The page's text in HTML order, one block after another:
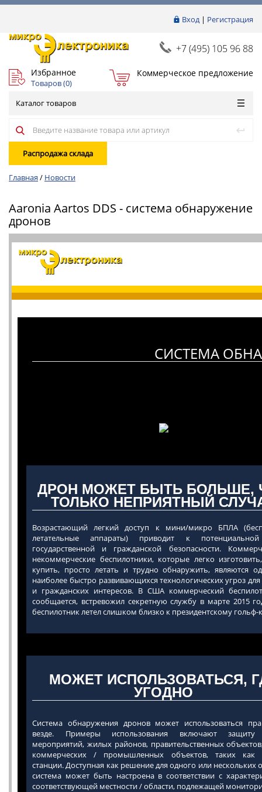
Вход| Регистрация
+7 (495) 105 96 88
Избранное
Товаров (0)
Коммерческое предложение
Каталог товаров
Распродажа склада
Главная / Новости
Aaronia Aartos DDS - система обнаружение
дронов
СИСТЕМА
ДРОН МОЖЕТ БЫТЬ БОЛЬШЕ,
ТОЛЬКО НЕПРИЯТНЫЙ
Возрастающий легкий доступ к мини/микро БПЛА
летательные аппараты) приводит к
государственной и гражданской безопасности.
некоммерческие беспилотники, которые легко
купить, просто летать и трудно обнаружить, являются
наиболее быстро развивающихся технологических угроз
и гражданских интересов. В США коммерческий
сообщается, встревожил секретную службу в марте 2015
беспилотник летел слишком близко к президентскому гольф-
МОЖЕТ ИСПОЛЬЗОВАТЬСЯ,
УГОДНО
Система обнаружения дронов может использоваться
везде. Примеры использования включают защиту
мероприятий, жилых районов, правительственных
коммерческих / промышленных объектов, таких как
станции. Доступная как решение для одного или нескольких
система может быть настроена в соответствии с
соответствующей местности / области, подлежащей